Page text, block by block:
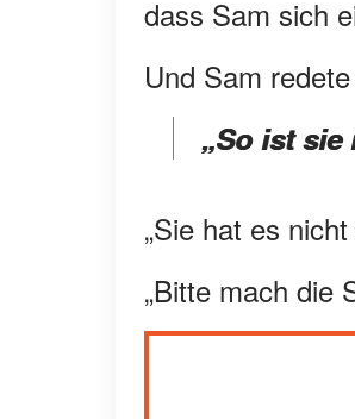
dass Sam sich
Und Sam
„So ist sie
„Sie hat es
„Bitte mach die